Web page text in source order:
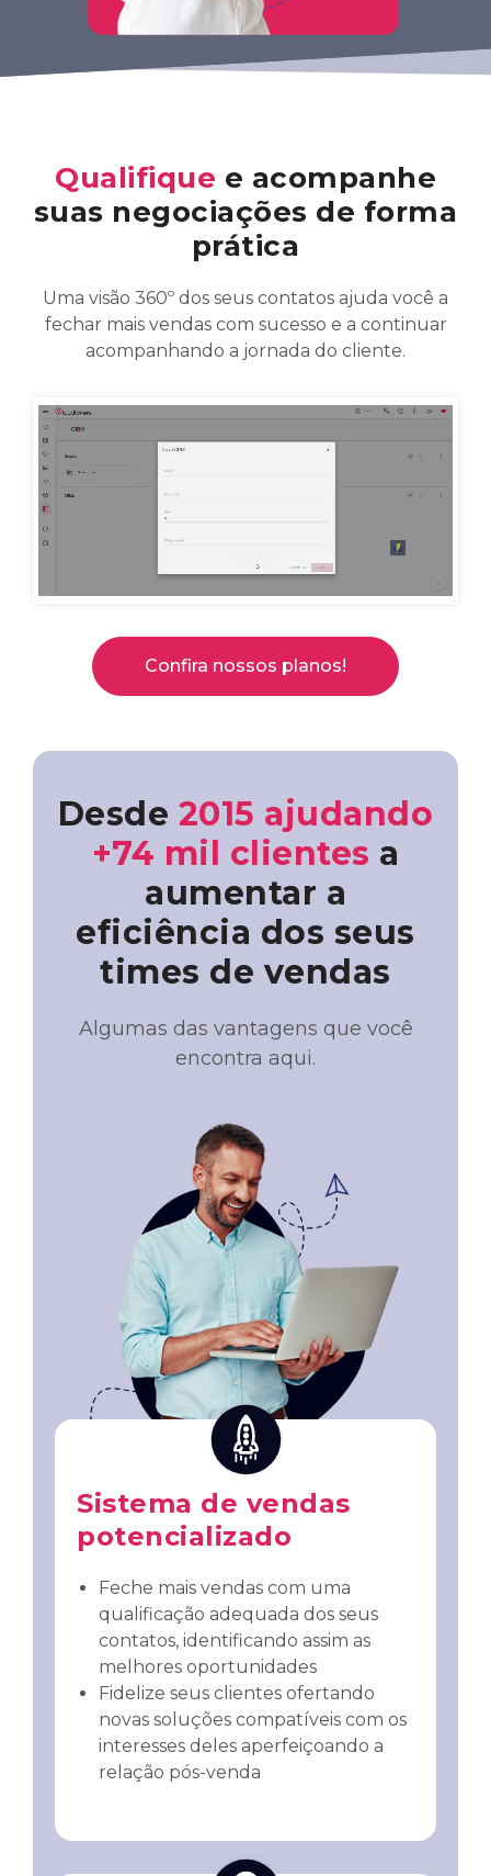
Confira nossos planos!
Qualifique e acompanhe
suas negociações de forma
prática
Uma visão 360º dos seus contatos ajuda você a
fechar mais vendas com sucesso e a continuar
acompanhando a jornada do cliente.
Desde 2015 ajudando
+74 mil clientes a
aumentar a
eficiência dos seus
times de vendas
Algumas das vantagens que você
encontra aqui.
Sistema de vendas
potencializado
Feche mais vendas com uma
qualificação adequada dos seus
contatos, identificando assim as
melhores oportunidades
Fidelize seus clientes ofertando
novas soluções compatíveis com os
interesses deles aperfeiçoando a
relação pós-venda